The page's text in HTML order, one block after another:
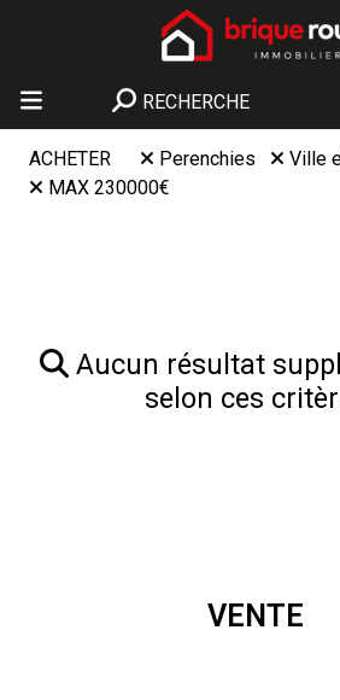
RECHERCHE
ACHETER Perenchies
Ville
MAX 230000€
Aucun résultat
selon ces
VENTE